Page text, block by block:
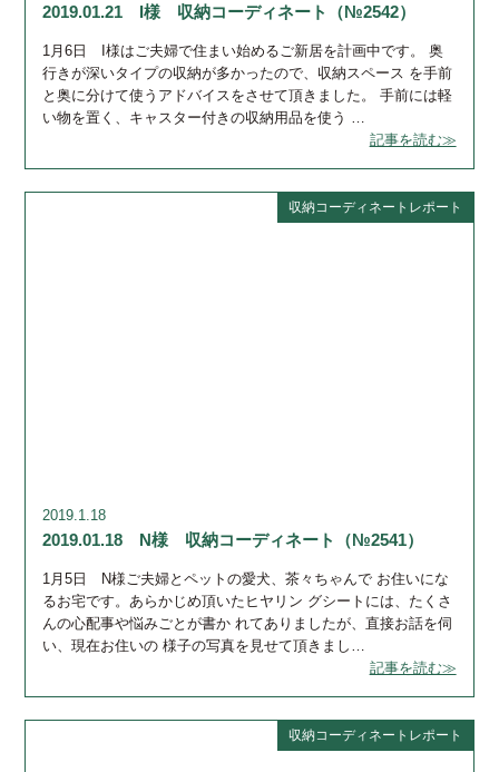
2019.01.21 I様 収納コーディネート（№2542）
1月6日 I様はご夫婦で住まい始めるご新居を計画中です。 奥
行きが深いタイプの収納が多かったので、収納スペース を手前
と奥に分けて使うアドバイスをさせて頂きました。 手前には軽
い物を置く、キャスター付きの収納用品を使う …
記事を読む≫
収納コーディネートレポート
2019.1.18
2019.01.18 N様 収納コーディネート（№2541）
1月5日 N様ご夫婦とペットの愛犬、茶々ちゃんで お住いにな
るお宅です。あらかじめ頂いたヒヤリン グシートには、たくさ
んの心配事や悩みごとが書か れてありましたが、直接お話を伺
い、現在お住いの 様子の写真を見せて頂きまし…
記事を読む≫
収納コーディネートレポート